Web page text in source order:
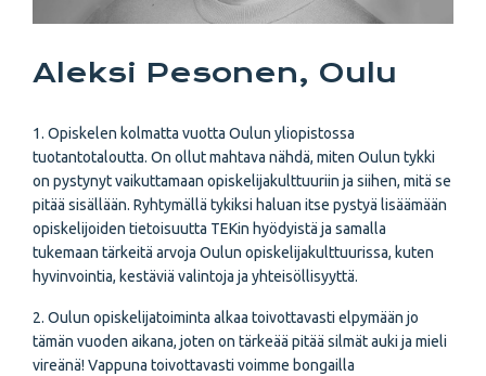
Aleksi Pesonen, Oulu
1. Opiskelen kolmatta vuotta Oulun yliopistossa
tuotantotaloutta. On ollut mahtava nähdä, miten Oulun tykki
on pystynyt vaikuttamaan opiskelijakulttuuriin ja siihen, mitä se
pitää sisällään. Ryhtymällä tykiksi haluan itse pystyä lisäämään
opiskelijoiden tietoisuutta TEKin hyödyistä ja samalla
tukemaan tärkeitä arvoja Oulun opiskelijakulttuurissa, kuten
hyvinvointia, kestäviä valintoja ja yhteisöllisyyttä.
2. Oulun opiskelijatoiminta alkaa toivottavasti elpymään jo
tämän vuoden aikana, joten on tärkeää pitää silmät auki ja mieli
vireänä! Vappuna toivottavasti voimme bongailla